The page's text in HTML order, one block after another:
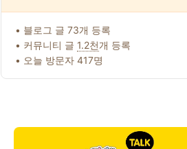
• 블로그 글 73개 등록
• 커뮤니티 글 1.2천개 등록
• 오늘 방문자 417명